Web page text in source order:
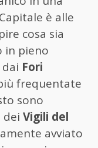
è alle
cosa sia
in pieno
Fori
frequentate
sono
dei Vigili del
avviato